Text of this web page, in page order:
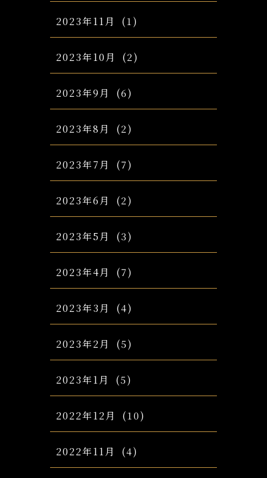
2023年11月 (1)
2023年10月 (2)
2023年9月 (6)
2023年8月 (2)
2023年7月 (7)
2023年6月 (2)
2023年5月 (3)
2023年4月 (7)
2023年3月 (4)
2023年2月 (5)
2023年1月 (5)
2022年12月 (10)
2022年11月 (4)